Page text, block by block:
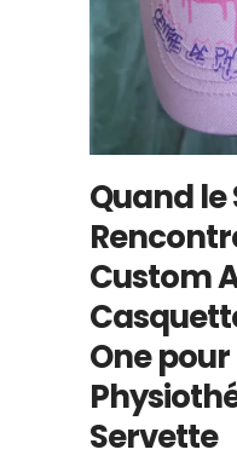
Quand le
Custom
One
Servette